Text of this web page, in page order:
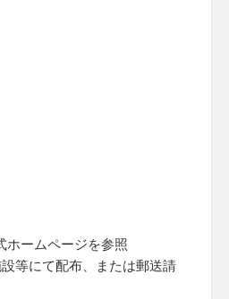
ームページを参照
等にて配布、または郵送請